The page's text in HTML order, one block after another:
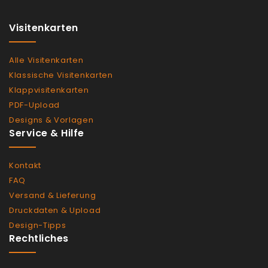
Visitenkarten
Alle Visitenkarten
Klassische Visitenkarten
Klappvisitenkarten
PDF-Upload
Designs & Vorlagen
Service & Hilfe
Kontakt
FAQ
Versand & Lieferung
Druckdaten & Upload
Design-Tipps
Rechtliches